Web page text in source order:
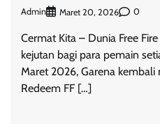
Admin Maret 20, 2026 0
Cermat Kita – Dunia Free
kejutan bagi para pemain
Maret 2026, Garena
Redeem FF […]